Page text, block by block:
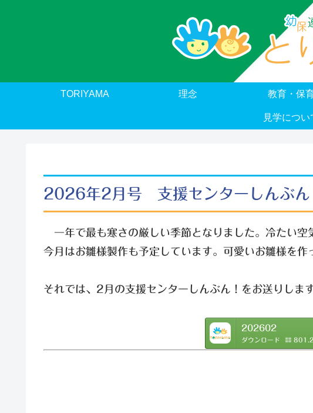
TORIYAMA 理念 教育・保
見学につい
2026年2月号 支援センターしんぶん
一年で最も寒さの厳しい季節となりました。冷たい空
今月はお雛様製作も予定しています。可愛いお雛様を作
それでは、2月の支援センターしんぶん！をお送りします
202602
ダウンロード